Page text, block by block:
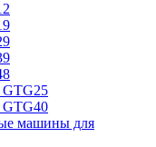
машины для